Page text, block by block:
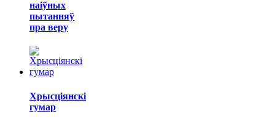
наіўных
пытанняў
пра веру
Хрысціянскі
гумар